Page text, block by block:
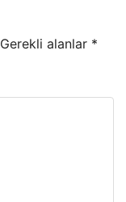
Gerekli alanlar *